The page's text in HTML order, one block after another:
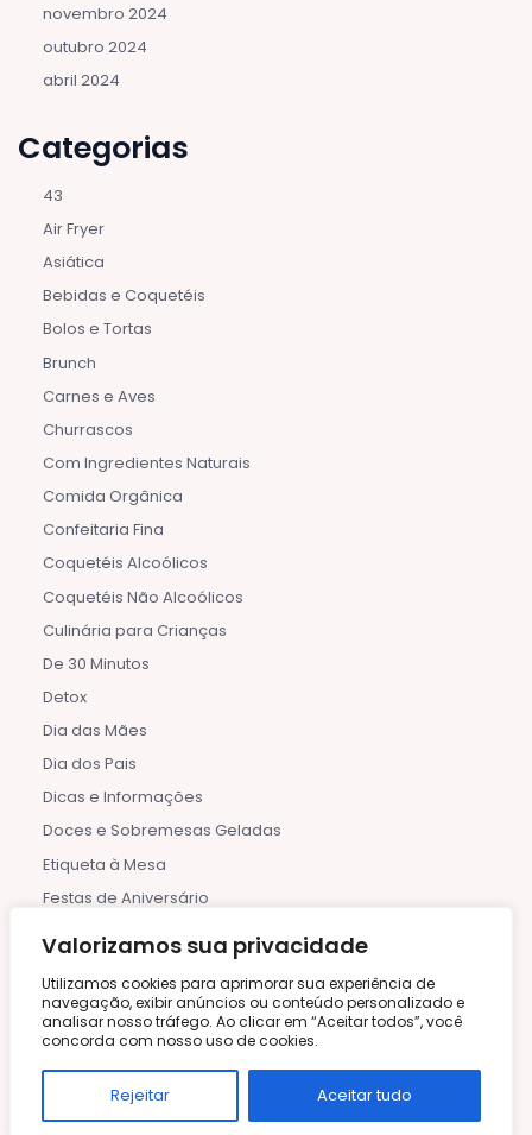
Valorizamos sua privacidade
Utilizamos cookies para aprimorar sua experiência de
navegação, exibir anúncios ou conteúdo personalizado e
analisar nosso tráfego. Ao clicar em “Aceitar todos”, você
concorda com nosso uso de cookies.
Rejeitar Aceitar tudo
novembro 2024
outubro 2024
abril 2024
Categorias
43
Air Fryer
Asiática
Bebidas e Coquetéis
Bolos e Tortas
Brunch
Carnes e Aves
Churrascos
Com Ingredientes Naturais
Comida Orgânica
Confeitaria Fina
Coquetéis Alcoólicos
Coquetéis Não Alcoólicos
Culinária para Crianças
De 30 Minutos
Detox
Dia das Mães
Dia dos Pais
Dicas e Informações
Doces e Sobremesas Geladas
Etiqueta à Mesa
Festas de Aniversário
Frutas e Compotas
Horta Caseira
Indiana
Inverno